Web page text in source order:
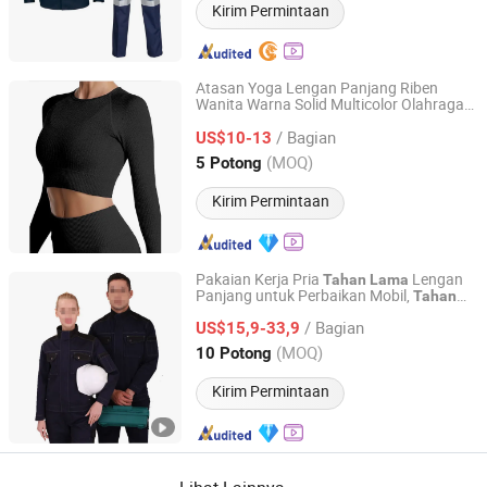
Kirim Permintaan
Atasan Yoga Lengan Panjang Riben
Wanita Warna Solid Multicolor Olahraga
Pakaian Kebugaran #Ywjy1933
US$10-13 / Bagian
5 Potong (MOQ)
Kirim Permintaan
GUANGZHOU HUMLISUN IMP & EXP CO.,LTD.
Guangdong, China Harga mulai 2022
Pakaian Kerja Pria Tahan Lama Lengan
Panjang untuk Perbaikan Mobil, Tahan
Kerja Konstruksi
US$15,9-33,9 / Bagian
10 Potong (MOQ)
Kirim Permintaan
Wuhan Fushida Clothing Industry Co., Ltd.
Hubei, China Harga mulai 2026